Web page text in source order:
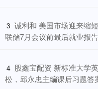
3 诚利和 美国市场迎来缩
联储7月会议前最后就业报告
4 股鑫宝配资 新标准大学
松，邱永忠主编课后习题答